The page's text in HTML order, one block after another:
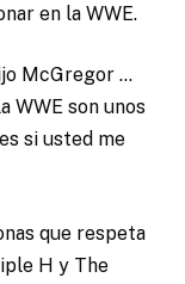
en la WWE.
McGregor …
WWE son unos
si usted me
que respeta
H y The